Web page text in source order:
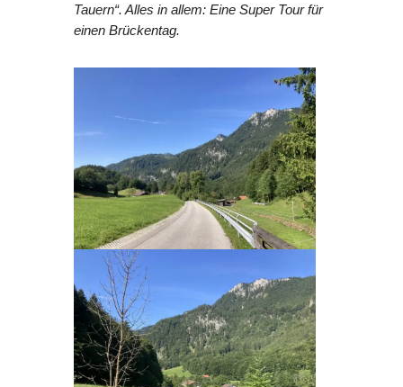
Tauern“. Alles in allem: Eine Super Tour für
einen Brückentag.